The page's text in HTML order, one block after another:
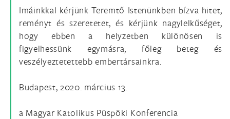
Imáinkkal kérjünk Teremtő Istenünkben bízva hitet,
reményt és szeretetet, és kérjünk nagylelkűséget,
hogy ebben a helyzetben különösen is
figyelhessünk egymásra, főleg beteg és
veszélyeztetettebb embertársainkra.
Budapest, 2020. március 13.
a Magyar Katolikus Püspöki Konferencia